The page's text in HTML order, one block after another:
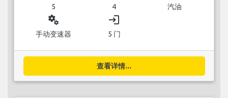
5 4 汽油
miscellaneous_services
手动变速器
login
5 门
查看详情...